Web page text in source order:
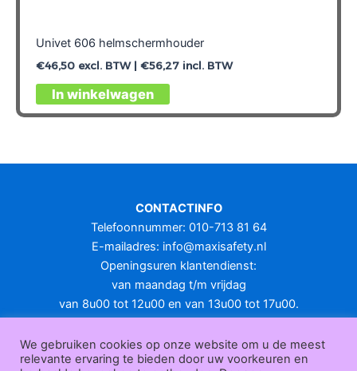
Univet 606 helmschermhouder
€46,50excl. BTW | €56,27incl. BTW
In winkelwagen
CONTACTINFO
Telefoonnummer: 010-713 81 64
E-mailadres: info@maxisafety.nl
Openingsuren klantendienst:
van maandag t/m vrijdag
van 8u00 tot 12u00 en van 13u00 tot 17u00.
KLANTENSERVICE
Over
We gebruiken cookies op onze website om u de meest
relevante ervaring te bieden door uw voorkeuren en